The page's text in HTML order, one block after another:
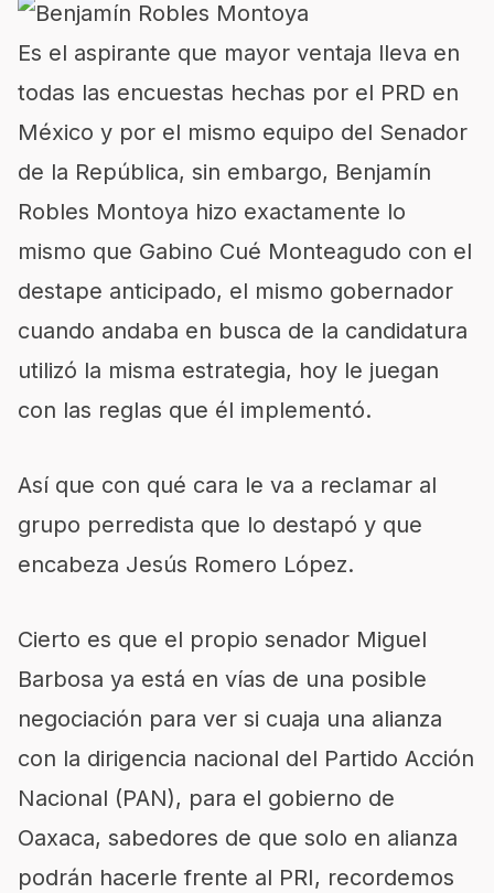
Es el aspirante que mayor ventaja lleva en
todas las encuestas hechas por el PRD en
México y por el mismo equipo del Senador
de la República, sin embargo, Benjamín
Robles Montoya hizo exactamente lo
mismo que Gabino Cué Monteagudo con el
destape anticipado, el mismo gobernador
cuando andaba en busca de la candidatura
utilizó la misma estrategia, hoy le juegan
con las reglas que él implementó.
Así que con qué cara le va a reclamar al
grupo perredista que lo destapó y que
encabeza Jesús Romero López.
Cierto es que el propio senador Miguel
Barbosa ya está en vías de una posible
negociación para ver si cuaja una alianza
con la dirigencia nacional del Partido Acción
Nacional (PAN), para el gobierno de
Oaxaca, sabedores de que solo en alianza
podrán hacerle frente al PRI, recordemos